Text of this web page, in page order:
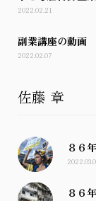
2022.02.21
副業講座の動画
2022.02.07
佐藤 章
８６
８６